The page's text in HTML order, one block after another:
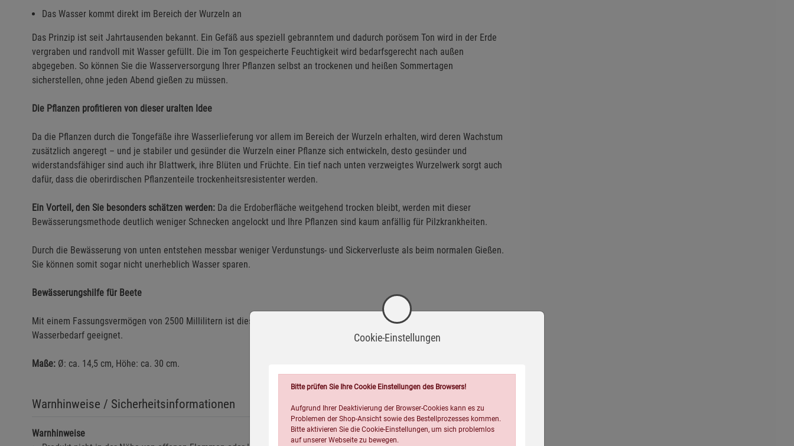
Das Wasser kommt direkt im Bereich der Wurzeln an
Das Prinzip ist seit Jahrtausenden bekannt. Ein Gefäß aus speziell gebranntem und dadurch porösem Ton wird in der Erde
vergraben und randvoll mit Wasser gefüllt. Die im Ton gespeicherte Feuchtigkeit wird bedarfsgerecht nach außen
abgegeben. So können Sie die Wasserversorgung Ihrer Pflanzen selbst an trockenen und heißen Sommertagen
sicherstellen, ohne jeden Abend gießen zu müssen.
Die Pflanzen profitieren von dieser uralten Idee
Da die Pflanzen durch die Tongefäße ihre Wasserlieferung vor allem im Bereich der Wurzeln erhalten, wird deren Wachstum
zusätzlich angeregt – und je stabiler und gesünder die Wurzeln einer Pflanze sich entwickeln, desto gesünder und
widerstandsfähiger sind auch ihr Blattwerk, ihre Blüten und Früchte. Ein tief nach unten verzweigtes Wurzelwerk sorgt auch
dafür, dass die oberirdischen Pflanzenteile trockenheitsresistenter werden.
Ein Vorteil, den Sie besonders schätzen werden: Da die Erdoberfläche weitgehend trocken bleibt, werden mit dieser
Bewässerungsmethode deutlich weniger Schnecken angelockt und Ihre Pflanzen sind kaum anfällig für Pilzkrankheiten.
Durch die Bewässerung von unten entstehen messbar weniger Verdunstungs- und Sickerverluste als beim normalen Gießen.
Sie können somit sogar nicht unerheblich Wasser sparen.
Bewässerungshilfe für Beete
Mit einem Fassungsvermögen von 2500 Millilitern ist dieses Tongefäß für größere Flächen und Pflanzen mit erhöhtem
Wasserbedarf geeignet.
Maße: Ø: ca. 14,5 cm, Höhe: ca. 30 cm.
Warnhinweise / Sicherheitsinformationen
Warnhinweise
Cookie-Einstellungen
Bitte prüfen Sie Ihre Cookie Einstellungen des Browsers!
Aufgrund Ihrer Deaktivierung der Browser-Cookies kann es zu
Problemen der Shop-Ansicht sowie des Bestellprozesses kommen.
Bitte aktivieren Sie die Cookie-Einstellungen, um sich problemlos
auf unserer Webseite zu bewegen.